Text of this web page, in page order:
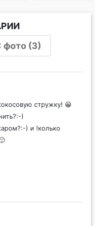
фото (3)
стружку! 😀
)
) и !колько